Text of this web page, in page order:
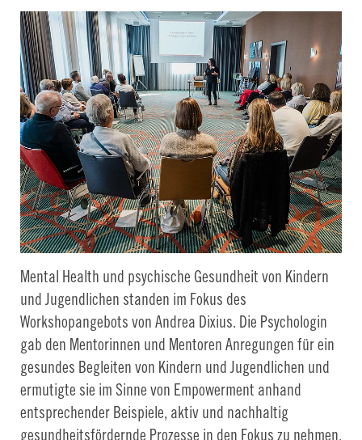
Mental Health und psychische Gesundheit von Kindern
und Jugendlichen standen im Fokus des
Workshopangebots von Andrea Dixius. Die Psychologin
gab den Mentorinnen und Mentoren Anregungen für ein
gesundes Begleiten von Kindern und Jugendlichen und
ermutigte sie im Sinne von Empowerment anhand
entsprechender Beispiele, aktiv und nachhaltig
gesundheitsfördernde Prozesse in den Fokus zu nehmen.